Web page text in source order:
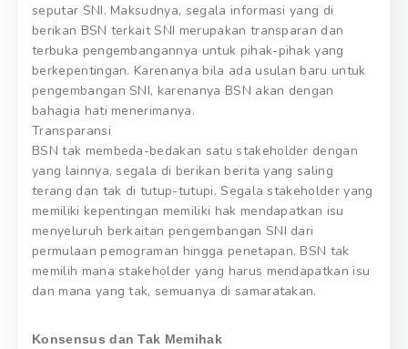
seputar SNI. Maksudnya, segala informasi yang di
berikan BSN terkait SNI merupakan transparan dan
terbuka pengembangannya untuk pihak-pihak yang
berkepentingan. Karenanya bila ada usulan baru untuk
pengembangan SNI, karenanya BSN akan dengan
bahagia hati menerimanya.
Transparansi
BSN tak membeda-bedakan satu stakeholder dengan
yang lainnya, segala di berikan berita yang saling
terang dan tak di tutup-tutupi. Segala stakeholder yang
memiliki kepentingan memiliki hak mendapatkan isu
menyeluruh berkaitan pengembangan SNI dari
permulaan pemograman hingga penetapan. BSN tak
memilih mana stakeholder yang harus mendapatkan isu
dan mana yang tak, semuanya di samaratakan.
Konsensus dan Tak Memihak